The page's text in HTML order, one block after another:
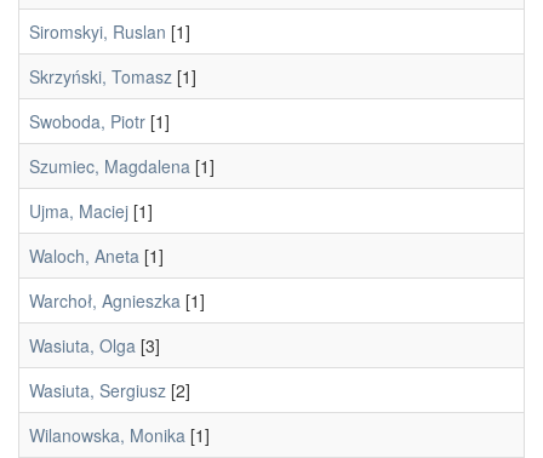
Siromskyi, Ruslan [1]
Skrzyński, Tomasz [1]
Swoboda, Piotr [1]
Szumiec, Magdalena [1]
Ujma, Maciej [1]
Waloch, Aneta [1]
Warchoł, Agnieszka [1]
Wasiuta, Olga [3]
Wasiuta, Sergiusz [2]
Wilanowska, Monika [1]